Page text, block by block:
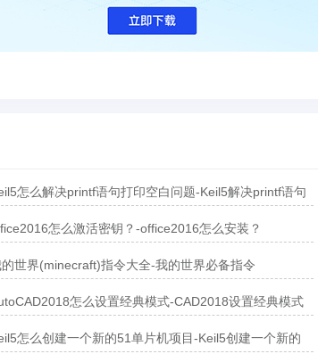
怎么解决printf语句打印空白问题-Keil5解决printf语句
怎么激活密钥？-office2016怎么安装？
世界(minecraft)指令大全-我的世界必备指令
怎么设置经典模式-CAD2018设置经典模式
怎么创建一个新的51单片机项目-Keil5创建一个新的